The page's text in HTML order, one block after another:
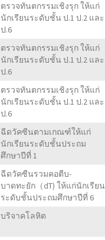
ตรวจทันตกรรมเชิงรุก ให้แก่
นักเรียนระดับชั้น ป.1 ป.2 และ
ป.6
ตรวจทันตกรรมเชิงรุก ให้แก่
นักเรียนระดับชั้น ป.1 ป.2 และ
ป.6
ตรวจทันตกรรมเชิงรุก ให้แก่
นักเรียนระดับชั้น ป.1 ป.2 และ
ป.6
ฉีดวัคซีนตามเกณฑ์ให้แก่
นักเรียนระดับชั้นประถม
ศึกษาปีที่ 1
ฉีดวัคซีนรวมคอตีบ-
บาดทะยัก（dT) ให้แก่นักเรียน
ระดับชั้นประถมศึกษาปีที่ 6
บริจาคโลหิต